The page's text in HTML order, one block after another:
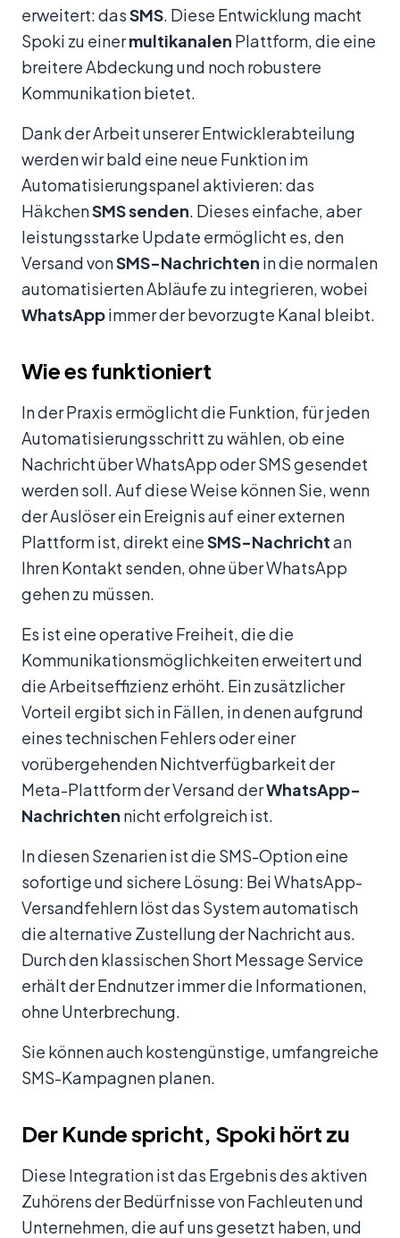
erweitert: dasSMS . Diese Entwicklung macht
Spoki zu einermultikanalen Plattform, die eine
breitere Abdeckung und noch robustere
Kommunikation bietet.
Dank der Arbeit unserer Entwicklerabteilung
werden wir bald eine neue Funktion im
Automatisierungspanel aktivieren: das
HäkchenSMS senden . Dieses einfache, aber
leistungsstarke Update ermöglicht es, den
Versand vonSMS-Nachrichten in die normalen
automatisierten Abläufe zu integrieren, wobei
WhatsAppimmer der bevorzugte Kanal bleibt.
Wie es funktioniert
In der Praxis ermöglicht die Funktion, für jeden
Automatisierungsschritt zu wählen, ob eine
Nachricht über WhatsApp oder SMS gesendet
werden soll. Auf diese Weise können Sie, wenn
der Auslöser ein Ereignis auf einer externen
Plattform ist, direkt eineSMS-Nachrichtan
Ihren Kontakt senden, ohne über WhatsApp
gehen zu müssen.
Es ist eine operative Freiheit, die die
Kommunikationsmöglichkeiten erweitert und
die Arbeitseffizienz erhöht. Ein zusätzlicher
Vorteil ergibt sich in Fällen, in denen aufgrund
eines technischen Fehlers oder einer
vorübergehenden Nichtverfügbarkeit der
Meta-Plattform der Versand derWhatsApp-
Nachrichten nicht erfolgreich ist.
In diesen Szenarien ist die SMS-Option eine
sofortige und sichere Lösung: Bei WhatsApp-
Versandfehlern löst das System automatisch
die alternative Zustellung der Nachricht aus.
Durch den klassischen Short Message Service
erhält der Endnutzer immer die Informationen,
ohne Unterbrechung.
Sie können auch kostengünstige, umfangreiche
SMS-Kampagnen planen.
Der Kunde spricht, Spoki hört zu
Diese Integration ist das Ergebnis des aktiven
Zuhörens der Bedürfnisse von Fachleuten und
Unternehmen, die auf uns gesetzt haben, und